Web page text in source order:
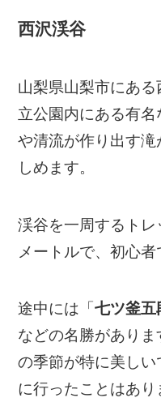
西沢渓谷
山梨県山梨市にあ
立公園内にある有
や清流が作り出す
しめます。
渓谷を一周するト
メートルで、初心者
途中には「七ツ釜五
などの名勝があり
の季節が特に美し
に行ったことはあり